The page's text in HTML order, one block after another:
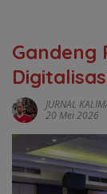
Gandeng
JURNAL
20 Mei 2026